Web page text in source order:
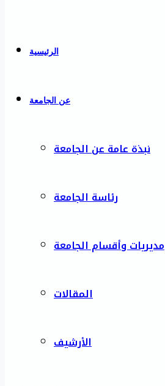
الرئيسية
عن الجامعة
نبذة عامة عن الجامعة
رئاسة الجامعة
مديريات وأقسام الجامعة
المقالات
الأرشيف